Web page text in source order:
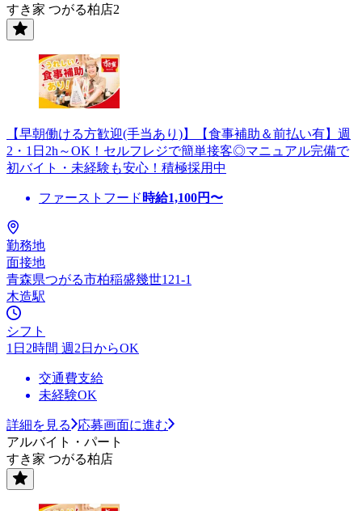
すき家 つがる柏店2
【早朝働ける方歓迎(手当あり)】【食事補助＆前払い有】週
2・1日2h～OK！セルフレジで簡単接客◎マニュアル完備で
初バイト・未経験も安心！積極採用中
ファーストフード 時給1,100円〜
勤務地
面接地
青森県つがる市柏稲盛幾世121-1
木造駅
シフト
1日2時間 週2日からOK
交通費支給
未経験OK
詳細を見る
応募画面に進む
アルバイト・パート
すき家 つがる柏店